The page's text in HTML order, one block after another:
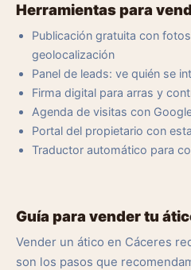
Herramientas para
Publicación gratuita con
geolocalización
Panel de leads: ve quién se
Firma digital para arras y
Agenda de visitas con
Portal del propietario con
Traductor automático para
Guía para vender tu
Vender un ático en Cáceres
son los pasos que